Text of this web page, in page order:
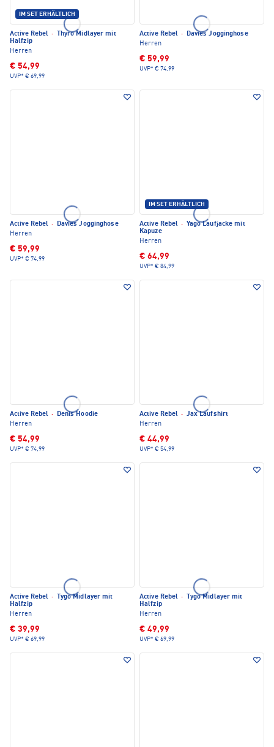
IM SET ERHÄLTLICH
Active Rebel ·
Thyro Midlayer mit
Halfzip
Herren
€ 54,99
UVP* € 69,99
Active Rebel ·
Davies Jogginghose
Herren
€ 59,99
UVP* € 74,99
Active Rebel ·
Davies Jogginghose
Herren
€ 59,99
UVP* € 74,99
IM SET ERHÄLTLICH
Active Rebel · Yago Laufjacke mit
Kapuze
Herren
€ 64,99
UVP* € 84,99
Active Rebel ·
Denis Hoodie
Herren
€ 54,99
UVP* € 74,99
Active Rebel · Jax Laufshirt
Herren
€ 44,99
UVP* € 54,99
Active Rebel ·
Tygo Midlayer mit
Halfzip
Herren
€ 39,99
UVP* € 69,99
Active Rebel ·
Tygo Midlayer mit
Halfzip
Herren
€ 49,99
UVP* € 69,99